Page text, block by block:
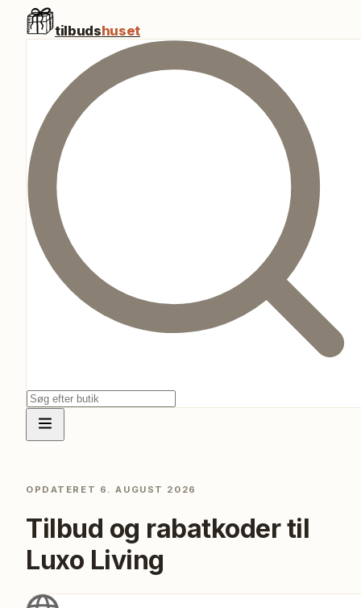
tilbudshuset
OPDATERET 6. AUGUST 2026
Tilbud og rabatkoder til
Luxo Living